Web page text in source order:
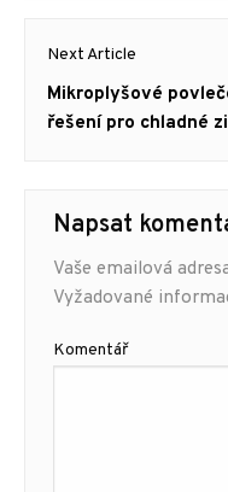
Next Article
Next
post:
Mikroplyšové
řešení pro chladné
Napsat
Vaše emailová
Vyžadované
Komentář